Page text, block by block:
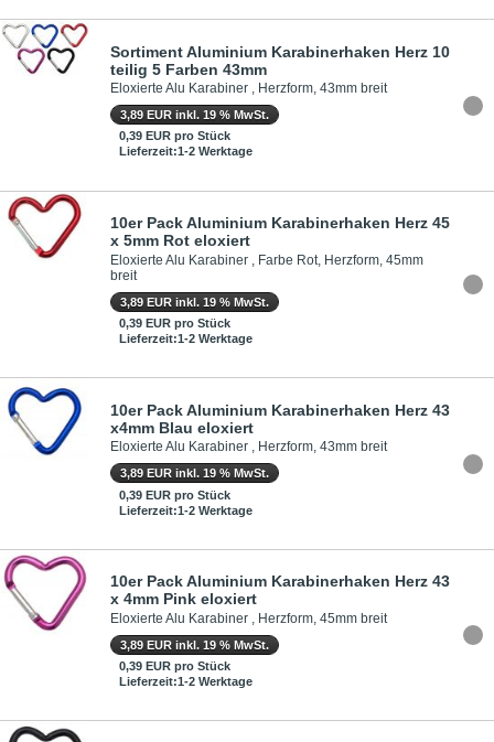
Sortiment Aluminium Karabinerhaken Herz 10
teilig 5 Farben 43mm
Eloxierte Alu Karabiner , Herzform, 43mm breit
3,89 EUR inkl. 19 % MwSt.
0,39 EUR pro Stück
Lieferzeit:1-2 Werktage
10er Pack Aluminium Karabinerhaken Herz 45
x 5mm Rot eloxiert
Eloxierte Alu Karabiner , Farbe Rot, Herzform, 45mm
breit
3,89 EUR inkl. 19 % MwSt.
0,39 EUR pro Stück
Lieferzeit:1-2 Werktage
10er Pack Aluminium Karabinerhaken Herz 43
x4mm Blau eloxiert
Eloxierte Alu Karabiner , Herzform, 43mm breit
3,89 EUR inkl. 19 % MwSt.
0,39 EUR pro Stück
Lieferzeit:1-2 Werktage
10er Pack Aluminium Karabinerhaken Herz 43
x 4mm Pink eloxiert
Eloxierte Alu Karabiner , Herzform, 45mm breit
3,89 EUR inkl. 19 % MwSt.
0,39 EUR pro Stück
Lieferzeit:1-2 Werktage